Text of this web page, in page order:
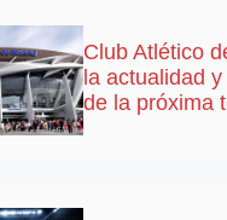
Club Atlético
la actualidad
de la próxima